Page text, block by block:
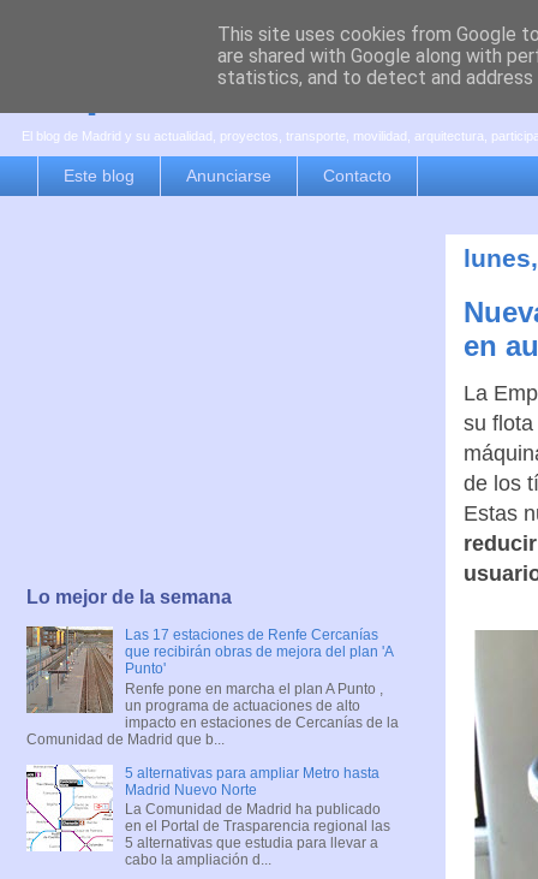
es por madrid
El blog de Madrid y su actualidad, proyectos, transporte, movilidad, arquitectura,
Este blog Anunciarse Contacto
en
La
su
de los
Estas
Lo mejor de la semana
Las 17 estaciones de Renfe Cercanías
que recibirán obras de mejora del plan 'A
Punto'
Renfe pone en marcha el plan A Punto ,
un programa de actuaciones de alto
impacto en estaciones de Cercanías de la
Comunidad de Madrid que b...
5 alternativas para ampliar Metro hasta
Madrid Nuevo Norte
La Comunidad de Madrid ha publicado
en el Portal de Trasparencia regional las
5 alternativas que estudia para llevar a
cabo la ampliación d...
This site uses cookies from Google
are shared with Google along with
statistics, and to detect and address